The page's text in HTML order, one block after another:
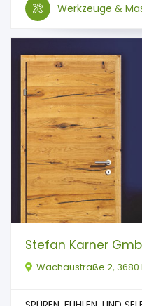
Werkzeuge &
Stefan Karner
Wachaustraße 2,